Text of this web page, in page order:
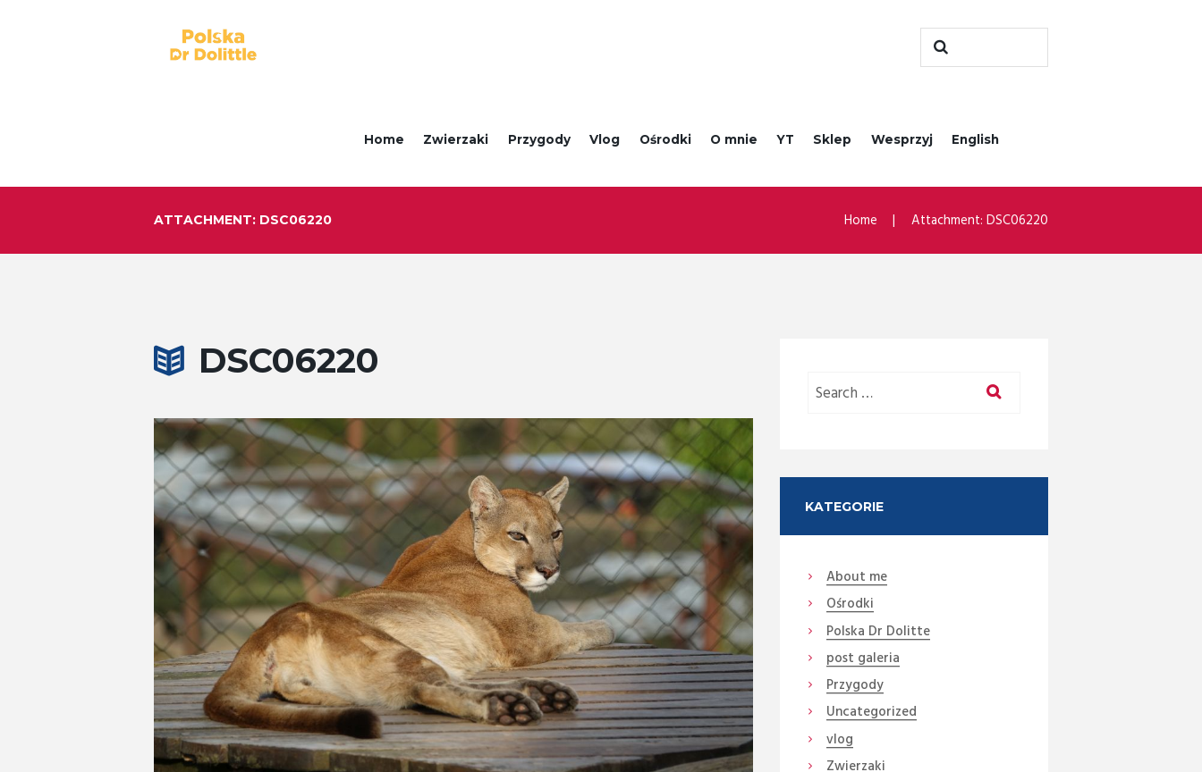
Home Zwierzaki Przygody Vlog Ośrodki O mnie YT Sklep Wesprzyj English
ATTACHMENT: DSC06220 Home Attachment: DSC06220
DSC06220
KATEGORIE
About me
Ośrodki
Polska Dr Dolitte
post galeria
Przygody
Uncategorized
vlog
Zwierzaki